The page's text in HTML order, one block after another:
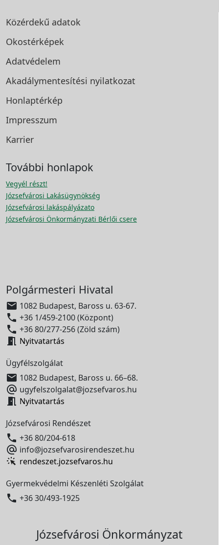
Közérdekű adatok
Okostérképek
Adatvédelem
Akadálymentesítési nyilatkozat
Honlaptérkép
Impresszum
Karrier
További honlapok
Vegyél részt!
Józsefvárosi Lakásügynökség
Józsefvárosi lakáspályázato
Józsefvárosi Önkormányzati Bérlői csere
Polgármesteri Hivatal
 1082 Budapest, Baross u. 63-67.
 +36 1/459-2100 (Központ)
 +36 80/277-256 (Zöld szám)
 Nyitvatartás
Ügyfélszolgálat
 1082 Budapest, Baross u. 66–68.
 ugyfelszolgalat@jozsefvaros.hu
 Nyitvatartás
Józsefvárosi Rendészet
 +36 80/204-618
 info@jozsefvarosirendeszet.hu
rendeszet.jozsefvaros.hu
Gyermekvédelmi Készenléti Szolgálat
 +36 30/493-1925
Józsefvárosi Önkormányzat